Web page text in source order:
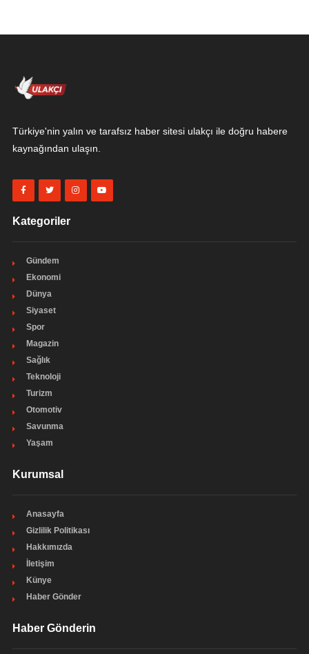
Türkiye'nin yalın ve tarafsız haber sitesi ulakçı ile doğru habere
kaynağından ulaşın.
Kategoriler
Gündem
Ekonomi
Dünya
Siyaset
Spor
Magazin
Sağlık
Teknoloji
Turizm
Otomotiv
Savunma
Yaşam
Kurumsal
Anasayfa
Gizlilik Politikası
Hakkımızda
İletişim
Künye
Haber Gönder
Haber Gönderin